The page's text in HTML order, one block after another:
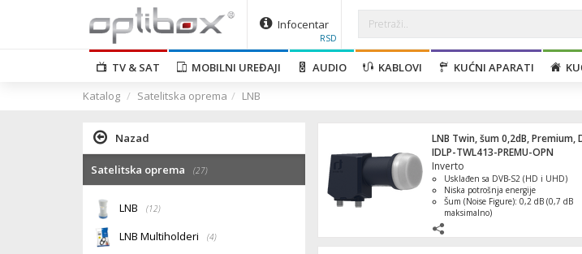
Infocentar
RSD
TV & SAT MOBILNI UREĐAJI AUDIO KABLOVI KUĆNI APARATI
Katalog
Satelitska oprema LNB
Nazad
Satelitska oprema (27)
LNB (12)
LNB Multiholderi (4)
LNB Twin, šum 0,2dB, Premium,
IDLP-TWL413-PREMU-OPN
Inverto
Usklađen sa DVB-S2 (HD i UHD)
Niska potrošnja energije
Šum (Noise Figure): 0,2 dB (0,7 dB
maksimalno)
Težina: 128 g